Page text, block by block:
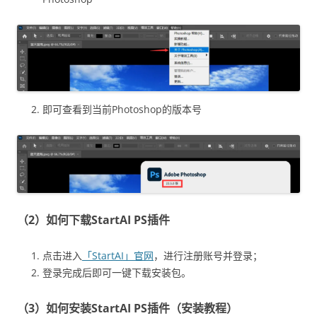
即可查看到当前Photoshop的版本号
（2）如何下载StartAI PS插件
点击进入 「StartAI」官网，进行注册账号并登录；
登录完成后即可一键下载安装包。
（3）如何安装StartAI PS插件（安装教程）